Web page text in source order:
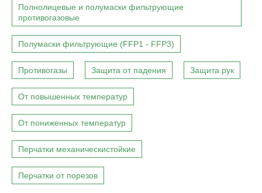
Полнолицевые и полумаски фильтрующие
противогазовые
Полумаски фильтрующие (FFP1 - FFP3)
Противогазы Защита от падения Защита рук
От повышенных температур
От пониженных температур
Перчатки механическистойкие
Перчатки от порезов